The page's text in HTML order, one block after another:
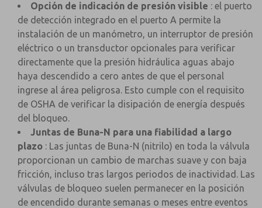
Opción de indicación de presión visible : el puerto
de detección integrado en el puerto A permite la
instalación de un manómetro, un interruptor de presión
eléctrico o un transductor opcionales para verificar
directamente que la presión hidráulica aguas abajo
haya descendido a cero antes de que el personal
ingrese al área peligrosa. Esto cumple con el requisito
de OSHA de verificar la disipación de energía después
del bloqueo.
Juntas de Buna-N para una fiabilidad a largo
plazo : Las juntas de Buna-N (nitrilo) en toda la válvula
proporcionan un cambio de marchas suave y con baja
fricción, incluso tras largos periodos de inactividad. Las
válvulas de bloqueo suelen permanecer en la posición
de encendido durante semanas o meses entre eventos